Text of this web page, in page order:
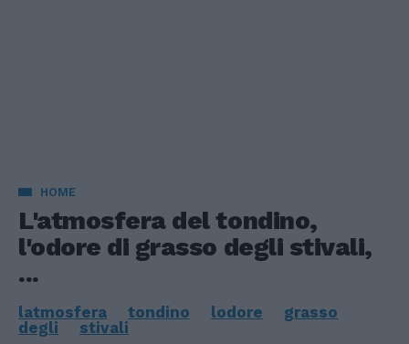
HOME
L'atmosfera del tondino,
l'odore di grasso degli stivali,
...
latmosfera tondino lodore
grasso
degli
stivali